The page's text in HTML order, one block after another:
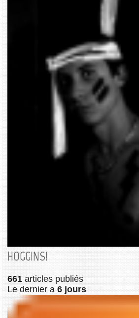
HOGGINS!
661 articles publiés
Le dernier a 6 jours